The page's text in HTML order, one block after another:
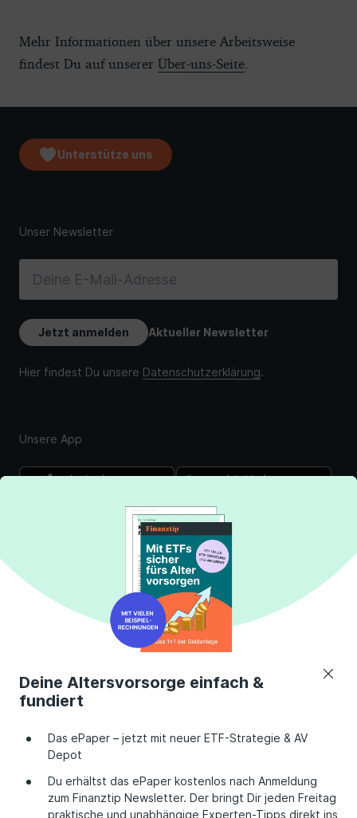
Mehr Informationen über unsere Arbeitsweise
findest Du auf unserer Über-uns-Seite
Deine Altersvorsorge einfach &
fundiert
Das ePaper – jetzt mit neuer ETF-Strategie & AV
Depot
Du erhältst das ePaper kostenlos nach Anmeldung
zum Finanztip Newsletter. Der bringt Dir jeden Freitag
praktische und unabhängige Experten-Tipps direkt ins
Unterstütze uns
Unsere App
Das Team
Medienauftritte
Presse
Finanztip Erfahrungen
Finanztip App